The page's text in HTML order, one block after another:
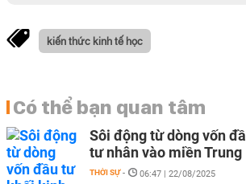
kiến thức kinh tế học
Có thể bạn quan tâm
Sôi động từ dòng vốn
tư nhân vào miền Trung
THỜI SỰ - 06:47 | 22/08/2025